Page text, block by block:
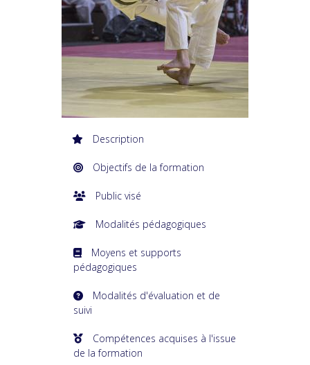
Description
Objectifs de la formation
Public visé
Modalités pédagogiques
Moyens et supports
pédagogiques
Modalités d'évaluation et de
suivi
Compétences acquises à l'issue
de la formation